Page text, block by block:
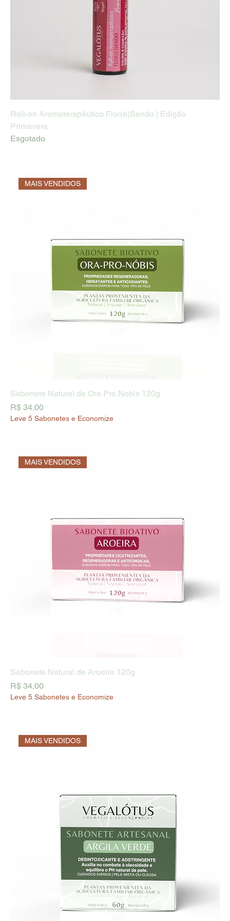
Roll-on Aromaterapêutico Flor(e)Sendo | Edição
Primavera
Esgotado
MAIS VENDIDOS
Sabonete Natural de Ora Pro Nobis 120g
Preço
R$ 34,00
Leve 5 Sabonetes e Economize
MAIS VENDIDOS
Sabonete Natural de Aroeira 120g
Preço
R$ 34,00
Leve 5 Sabonetes e Economize
MAIS VENDIDOS